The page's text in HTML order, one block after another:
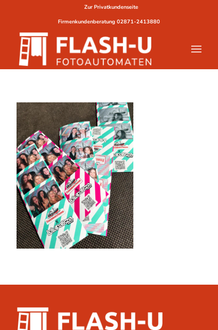
Zur Privatkundenseite
Firmenkundenberatung 02871-2413880